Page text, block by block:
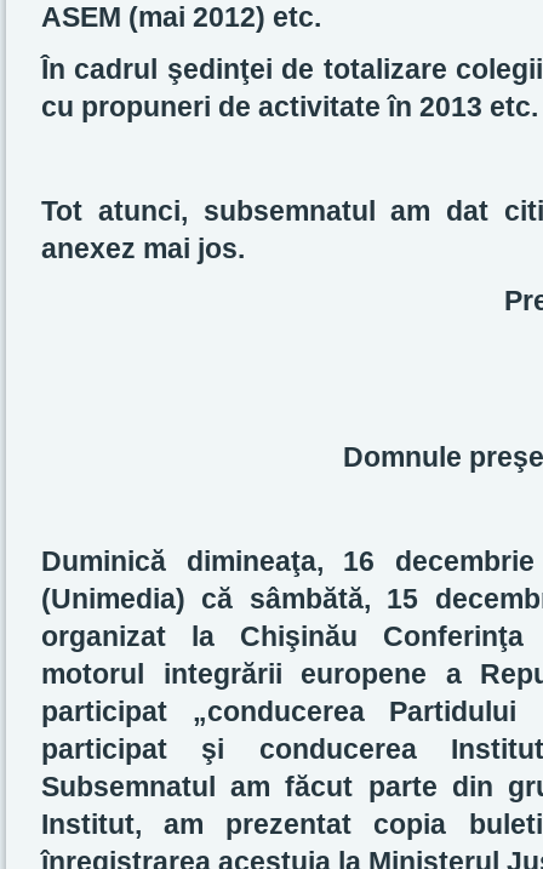
ASEM (mai 2012) etc.
În cadrul şedinţei de totalizare
cu propuneri de activitate în 2013 etc.
Tot atunci, subsemnatul am dat
anexez mai jos.
Domnule
Duminică dimineaţa, 16
(Unimedia) că sâmbătă, 15
organizat la Chişinău
motorul integrării europene a
participat „conducerea
participat şi conducerea
Subsemnatul am făcut parte din
Institut, am prezentat copia
înregistrarea acestuia la Ministerul